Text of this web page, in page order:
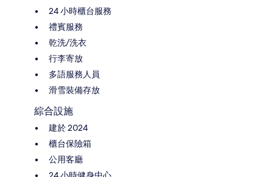
24 小時櫃台服務
禮賓服務
乾洗/洗衣
行李寄放
多語服務人員
滑雪裝備存放
綜合設施
建於 2024
櫃台保險箱
公用客廳